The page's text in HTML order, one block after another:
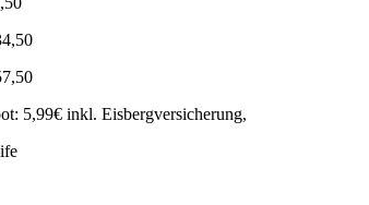
5,99€ inkl. Eisbergversicherung,